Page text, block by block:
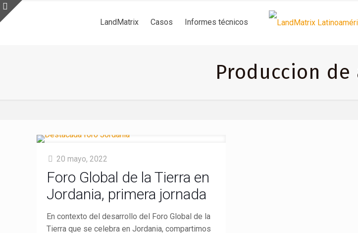
LandMatrix Casos Informes técnicos
Produccion
20 mayo, 2022
Foro Global de la Tierra en
Jordania, primera jornada
En contexto del desarrollo del Foro Global de la
Tierra que se celebra en Jordania, compartimos